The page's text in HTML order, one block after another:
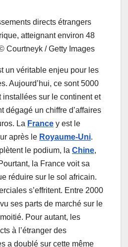
directs étrangers
atteignant environ 48
Courtneyk / Getty Images
un véritable enjeu pour les
Aujourd’hui, ce sont 5000
installées sur le continent et
dégagé un chiffre d’affaires
La France y est le
après le Royaume-Uni.
le podium, la Chine,
la France voit sa
réduire sur le sol africain.
s’effritent. Entre 2000
ses parts de marché sur le
Pour autant, les
à l’étranger des
a doublé sur cette même